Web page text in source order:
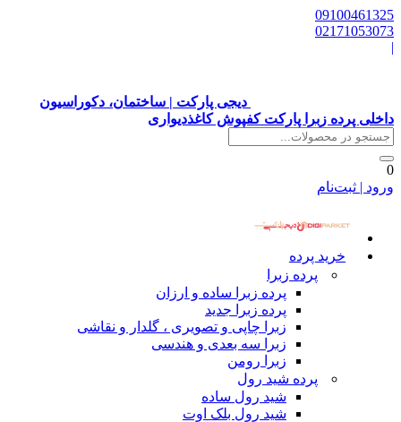
09100461325
02171053073
|
دیجی پارکت | ساختمان، دکوراسیون
داخلی پرده زبرا پارکت کفپوش کاغذدیواری
0
ورود | ثبت‌نام
خرید پرده
پرده زبرا
پرده زبرا ساده و ارزان
پرده زبرا جدید
زبرا چاپی و تصویری ، گلدار و نقاشی
زبرا سه بعدی و هندسی
زبرا رومن
پرده شید رول
شید رول ساده
شید رول بلک اوت